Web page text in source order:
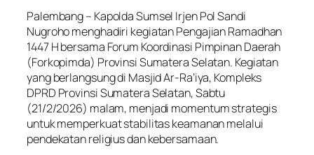
Palembang – Kapolda Sumsel Irjen Pol Sandi
Nugroho menghadiri kegiatan Pengajian Ramadhan
1447 H bersama Forum Koordinasi Pimpinan Daerah
(Forkopimda) Provinsi Sumatera Selatan. Kegiatan
yang berlangsung di Masjid Ar-Ra’iya, Kompleks
DPRD Provinsi Sumatera Selatan, Sabtu
(21/2/2026) malam, menjadi momentum strategis
untuk memperkuat stabilitas keamanan melalui
pendekatan religius dan kebersamaan.